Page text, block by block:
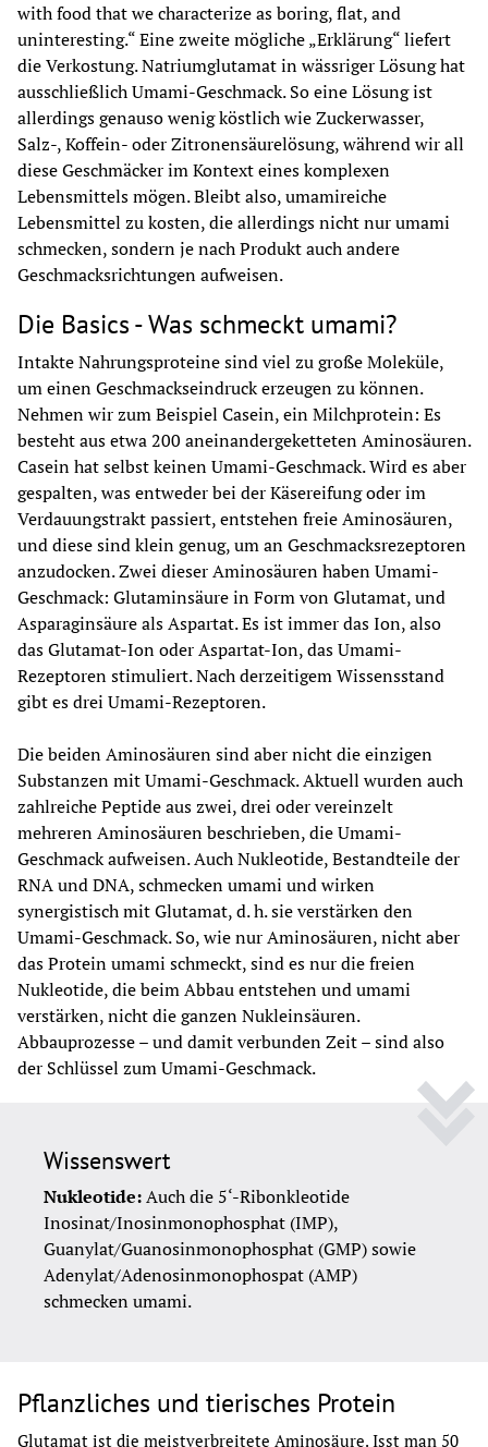
with food that we characterize as boring, flat, and
uninteresting.“ Eine zweite mögliche „Erklärung“ liefert
die Verkostung. Natriumglutamat in wässriger Lösung hat
ausschließlich Umami-Geschmack. So eine Lösung ist
allerdings genauso wenig köstlich wie Zuckerwasser,
Salz-, Koffein- oder Zitronensäurelösung, während wir all
diese Geschmäcker im Kontext eines komplexen
Lebensmittels mögen. Bleibt also, umamireiche
Lebensmittel zu kosten, die allerdings nicht nur umami
schmecken, sondern je nach Produkt auch andere
Geschmacksrichtungen aufweisen.
Die Basics - Was schmeckt umami?
Intakte Nahrungsproteine sind viel zu große Moleküle,
um einen Geschmackseindruck erzeugen zu können.
Nehmen wir zum Beispiel Casein, ein Milchprotein: Es
besteht aus etwa 200 aneinandergeketteten Aminosäuren.
Casein hat selbst keinen Umami-Geschmack. Wird es aber
gespalten, was entweder bei der Käsereifung oder im
Verdauungstrakt passiert, entstehen freie Aminosäuren,
und diese sind klein genug, um an Geschmacksrezeptoren
anzudocken. Zwei dieser Aminosäuren haben Umami-
Geschmack: Glutaminsäure in Form von Glutamat, und
Asparaginsäure als Aspartat. Es ist immer das Ion, also
das Glutamat-Ion oder Aspartat-Ion, das Umami-
Rezeptoren stimuliert. Nach derzeitigem Wissensstand
gibt es drei Umami-Rezeptoren.
Die beiden Aminosäuren sind aber nicht die einzigen
Substanzen mit Umami-Geschmack. Aktuell wurden auch
zahlreiche Peptide aus zwei, drei oder vereinzelt
mehreren Aminosäuren beschrieben, die Umami-
Geschmack aufweisen. Auch Nukleotide, Bestandteile der
RNA und DNA, schmecken umami und wirken
synergistisch mit Glutamat, d. h. sie verstärken den
Umami-Geschmack. So, wie nur Aminosäuren, nicht aber
das Protein umami schmeckt, sind es nur die freien
Nukleotide, die beim Abbau entstehen und umami
verstärken, nicht die ganzen Nukleinsäuren.
Abbauprozesse – und damit verbunden Zeit – sind also
der Schlüssel zum Umami-Geschmack.
Wissenswert
Nukleotide: Auch die 5‘-Ribonkleotide
Inosinat/Inosinmonophosphat (IMP),
Guanylat/Guanosinmonophosphat (GMP) sowie
Adenylat/Adenosinmonophospat (AMP)
schmecken umami.
Pflanzliches und tierisches Protein
Glutamat ist die meistverbreitete Aminosäure. Isst man 50